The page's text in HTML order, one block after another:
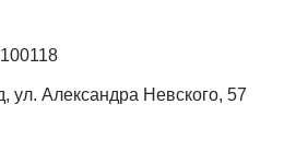
ул. Александра Невского, 57